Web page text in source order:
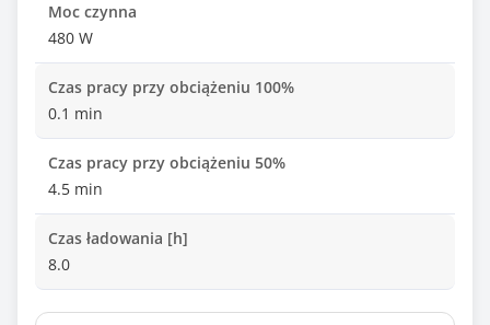
Moc czynna
480 W
Czas pracy przy obciążeniu 100%
0.1 min
Czas pracy przy obciążeniu 50%
4.5 min
Czas ładowania [h]
8.0
Czas przełączania